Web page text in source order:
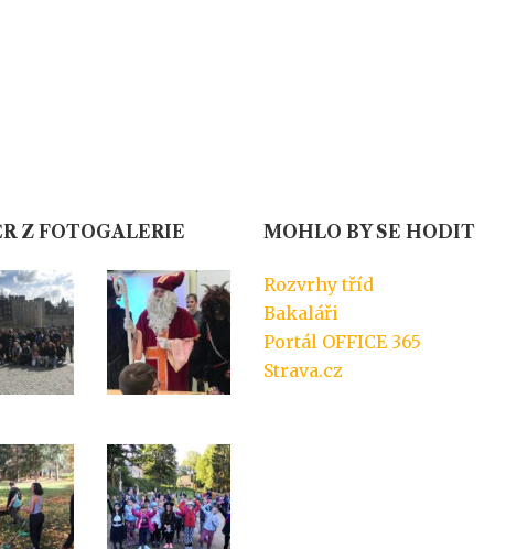
Z FOTOGALERIE MOHLO BY SE HODIT
Rozvrhy tříd
Bakaláři
Portál OFFICE 365
Strava.cz